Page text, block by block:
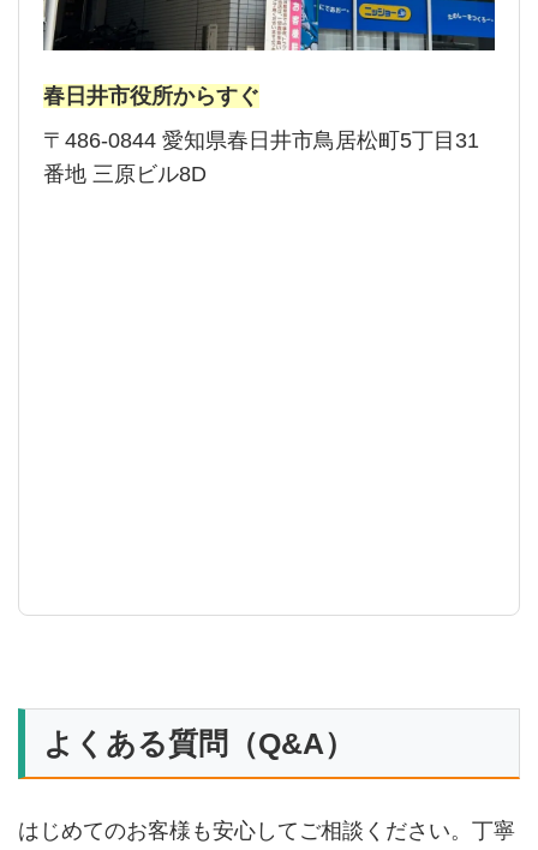
春日井市役所からすぐ
〒486-0844 愛知県春日井市鳥居松町5丁目31
番地 三原ビル8D
よくある質問（Q&A）
はじめてのお客様も安心してご相談ください。丁寧